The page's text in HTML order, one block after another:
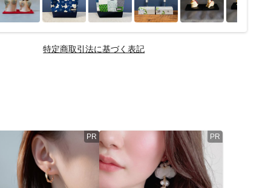
特定商取引法に基づく表記
PR PR